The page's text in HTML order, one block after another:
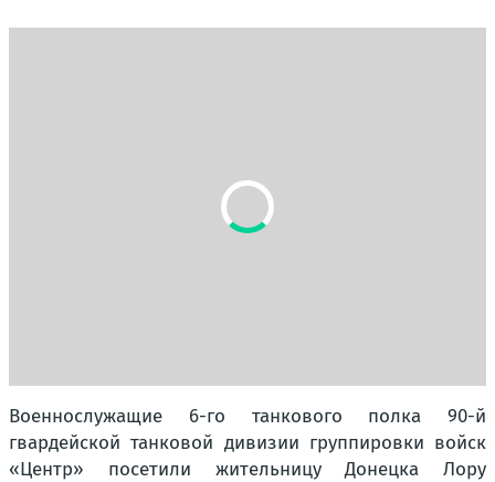
Военнослужащие 6-го танкового полка 90-й
гвардейской танковой дивизии группировки войск
«Центр» посетили жительницу Донецка Лору